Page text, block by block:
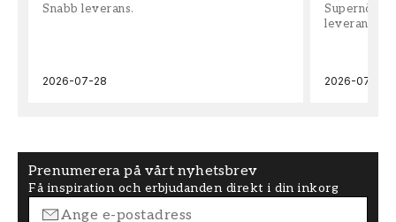
Snabb leverans.
2026-07-28
leveran,
2026-07-22
Prenumerera på vårt nyhetsbrev
Få inspiration och erbjudanden direkt i din inkorg